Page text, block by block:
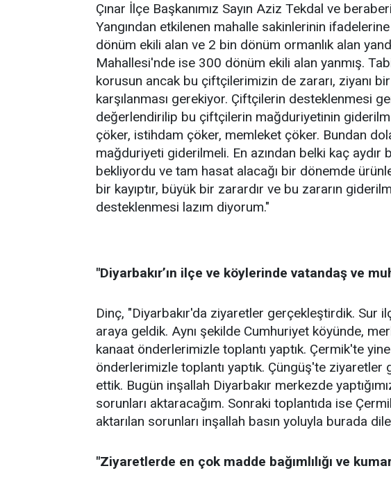
Çınar İlçe Başkanımız Sayın Aziz Tekdal ve
Yangından etkilenen mahalle sakinlerinin
dönüm ekili alan ve 2 bin dönüm ormanlık alan
Mahallesi'nde ise 300 dönüm ekili alan yanmış.
korusun ancak bu çiftçilerimizin de zararı, ziyanı
karşılanması gerekiyor. Çiftçilerin desteklenmesi
değerlendirilip bu çiftçilerin mağduriyetinin
çöker, istihdam çöker, memleket çöker. Bundan
mağduriyeti giderilmeli. En azından belki kaç aydır
bekliyordu ve tam hasat alacağı bir dönemde
bir kayıptır, büyük bir zarardır ve bu zararın
desteklenmesi lazım diyorum."
"Diyarbakır’ın ilçe ve köylerinde vatandaş ve
Dinç, "Diyarbakır'da ziyaretler gerçekleştirdik. Sur
araya geldik. Aynı şekilde Cumhuriyet köyünde,
kanaat önderlerimizle toplantı yaptık. Çermik'te
önderlerimizle toplantı yaptık. Çüngüş'te
ettik. Bugün inşallah Diyarbakır merkezde
sorunları aktaracağım. Sonraki toplantıda ise
aktarılan sorunları inşallah basın yoluyla burada
"Ziyaretlerde en çok madde bağımlılığı ve